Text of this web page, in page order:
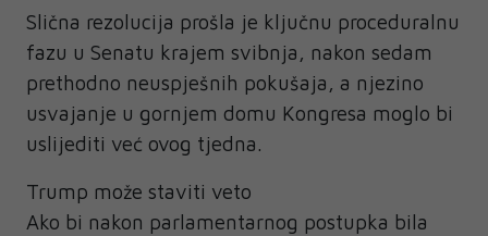
Slična rezolucija prošla je ključnu proceduralnu
fazu u Senatu krajem svibnja, nakon sedam
prethodno neuspješnih pokušaja, a njezino
usvajanje u gornjem domu Kongresa moglo bi
uslijediti već ovog tjedna.
Trump može staviti veto
Ako bi nakon parlamentarnog postupka bila